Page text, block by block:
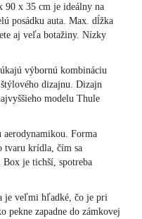
90 x 35 cm je ideálny na
posádku auta. Max. dĺžka
aj veľa botažiny. Nízky
výbornú kombináciu
dizajnu. Dizajn
modelu Thule
aerodynamikou. Forma
tvaru krídla, čím sa
je tichší, spotreba
je veľmi hľadké, čo je pri
pekne zapadne do zámkovej